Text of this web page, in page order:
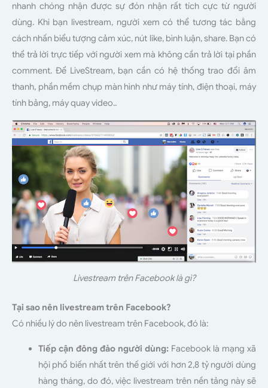
nhanh chóng nhận được sự đón nhận rất tích cực từ người
dùng. Khi bạn livestream, người xem có thể tương tác bằng
cách nhấn biểu tượng cảm xúc, nút like, bình luận, share. Bạn có
thể trả lời trực tiếp với người xem mà không cần trả lời tại phần
comment. Để LiveStream, bạn cần có hệ thống trao đổi âm
thanh, phần mềm chụp màn hình như máy tính, điện thoại, máy
tính bảng, máy quay video..
Livestream trên Facebook là gì?
Tại sao nên livestream trên Facebook?
Có nhiều lý do nên livestream trên Facebook, đó là:
Tiếp cận đông đảo người dùng:Facebook là mạng xã
hội phổ biến nhất trên thế giới với hơn 2,8 tỷ người dùng
hàng tháng, do đó, việc livestream trên nền tảng này sẽ